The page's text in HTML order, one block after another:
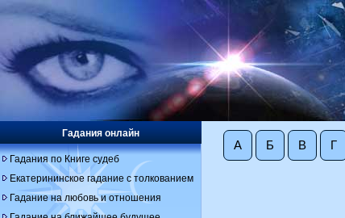
А Б В Г
Гадания онлайн
Гадания по Книге судеб
Екатерининское гадание с толкованием
Гадание на любовь и отношения